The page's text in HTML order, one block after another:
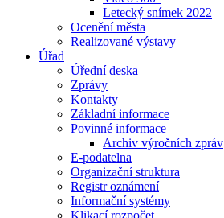
Letecký snímek 2022
Ocenění města
Realizované výstavy
Úřad
Úřední deska
Zprávy
Kontakty
Základní informace
Povinné informace
Archiv výročních zpráv
E-podatelna
Organizační struktura
Registr oznámení
Informační systémy
Klikací rozpočet